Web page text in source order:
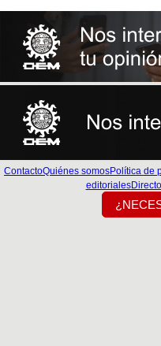
ContactoQuiénes somosPolítica de
editoriales